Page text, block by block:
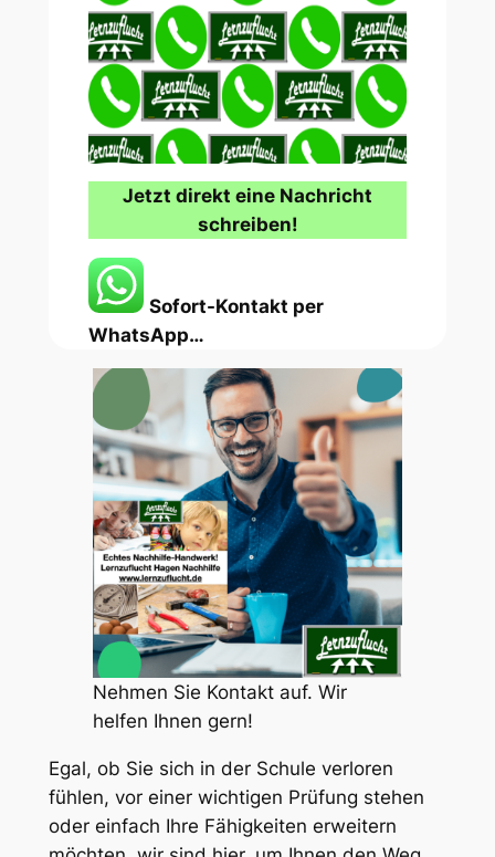
Jetzt direkt eine Nachricht
schreiben!
Sofort-Kontakt per
WhatsApp…
Nehmen Sie Kontakt auf. Wir
helfen Ihnen gern!
Egal, ob Sie sich in der Schule verloren
fühlen, vor einer wichtigen Prüfung stehen
oder einfach Ihre Fähigkeiten erweitern